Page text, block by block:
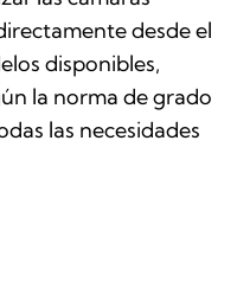
desde el
disponibles,
la norma de grado
las necesidades